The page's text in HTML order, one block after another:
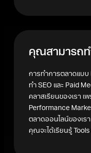
คุณสามารถท
การทำการตลาดแบ
ทำ SEO และ Paid
คลาสเรียนของเรา เ
Performance
ตลาดออนไลน์ของเร
คุณจะได้เรียนรู้ Tools